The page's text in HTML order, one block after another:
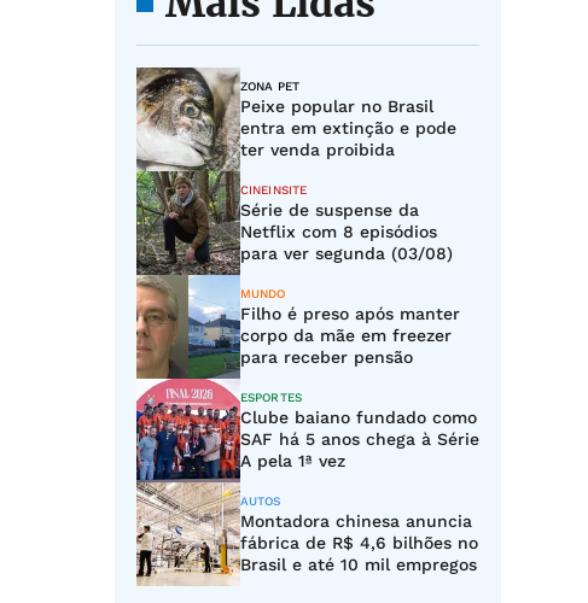
ZONA PET
Peixe popular no Brasil
entra em extinção e pode
ter venda proibida
CINEINSITE
Série de suspense da
Netflix com 8 episódios
para ver segunda (03/08)
MUNDO
Filho é preso após manter
corpo da mãe em freezer
para receber pensão
ESPORTES
Clube baiano fundado como
SAF há 5 anos chega à Série
A pela 1ª vez
AUTOS
Montadora chinesa anuncia
fábrica de R$ 4,6 bilhões no
Brasil e até 10 mil empregos